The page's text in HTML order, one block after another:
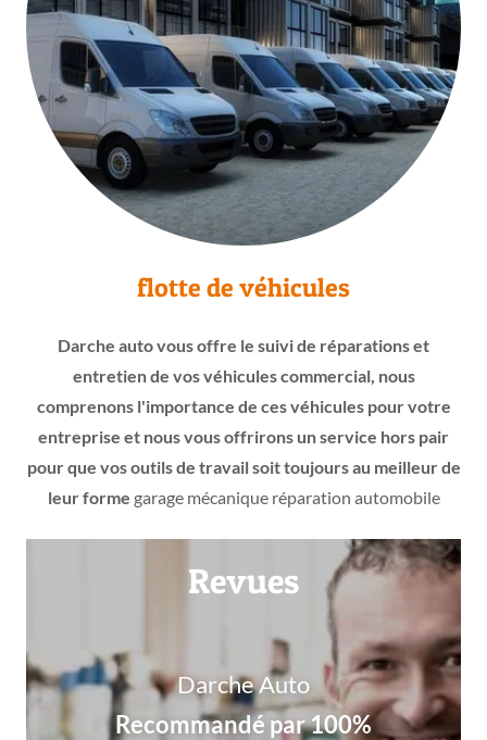
flotte de véhicules
Darche auto vous offre le suivi de réparations et
entretien de vos véhicules commercial, nous
comprenons l'importance de ces véhicules pour votre
entreprise et nous vous offrirons un service hors pair
pour que vos outils de travail soit toujours au meilleur de
leur forme garage mécanique réparation automobile
Revues
Darche Auto
Recommandé par 100%